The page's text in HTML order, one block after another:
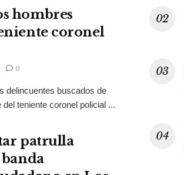
hombres
coronel
0
delincuentes buscados de
teniente coronel policial ...
patrulla